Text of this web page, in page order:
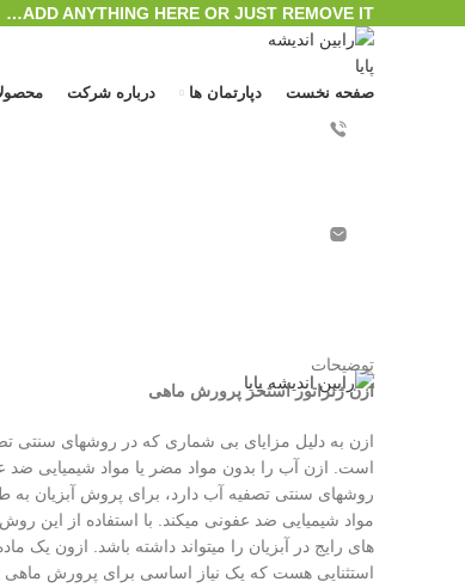
ADD ANYTHING HERE OR JUST REMOVE IT…
صفحه نخست دپارتمان ها درباره شرکت
توضیحات
ازن ژنراتور استخر پرورش ماهی
ازن به دلیل مزایای بی شماری که در روشهای سنتی
است. ازن آب را بدون مواد مضر یا مواد شیمیایی ضد
روشهای سنتی تصفیه آب دارد، برای پروش آبزیان
مواد شیمیایی ضد عفونی میکند. با استفاده از این
های رایج در آبزیان را میتواند داشته باشد. ازون
استثنایی هست که یک نیاز اساسی برای پرورش